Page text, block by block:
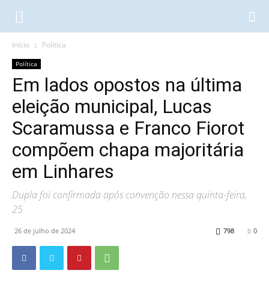
Início Política
Política
Em lados opostos na última
eleição municipal, Lucas
Scaramussa e Franco Fiorot
compõem chapa majoritária
em Linhares
Dupla foi confirmada após convenção nessa quinta-feira,
25
26 de julho de 2024 0
798